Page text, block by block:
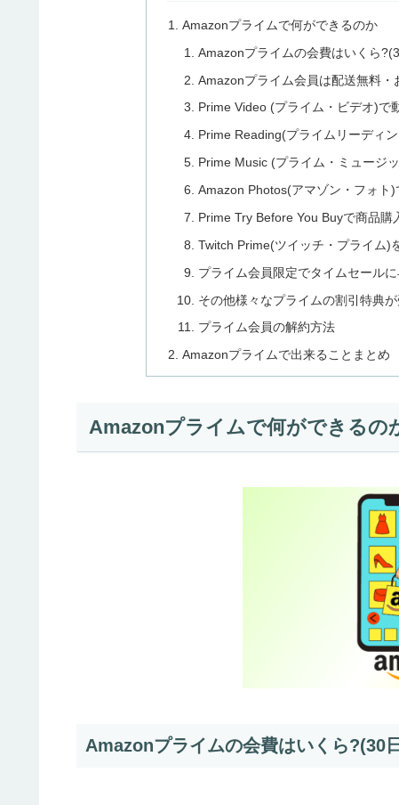
Amazonプライムで何ができるのか
Amazonプライムの会費はいくら
Amazonプライム会員は配送無料
Prime Video (プライム・ビデオ)で
Prime Reading(プライムリーディ
Prime Music (プライム・ミュージ
Amazon Photos(アマゾン・フォト
Prime Try Before You Buyで商品購
Twitch Prime(ツイッチ・プライム)
プライム会員限定でタイムセール
その他様々なプライムの割引特典
プライム会員の解約方法
Amazonプライムで出来ることまとめ
Amazonプライムで何ができるの
Amazonプライムの会費はいくら?(30